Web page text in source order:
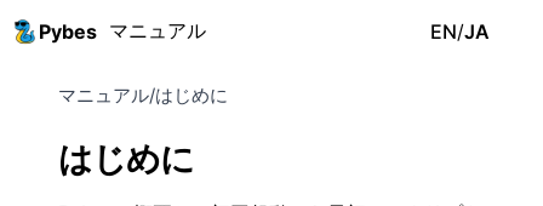
Pybes マニュアル EN/JA
マニュアル/はじめに
はじめに